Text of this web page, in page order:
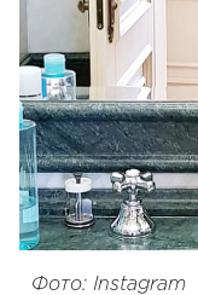
Фото: Instagram